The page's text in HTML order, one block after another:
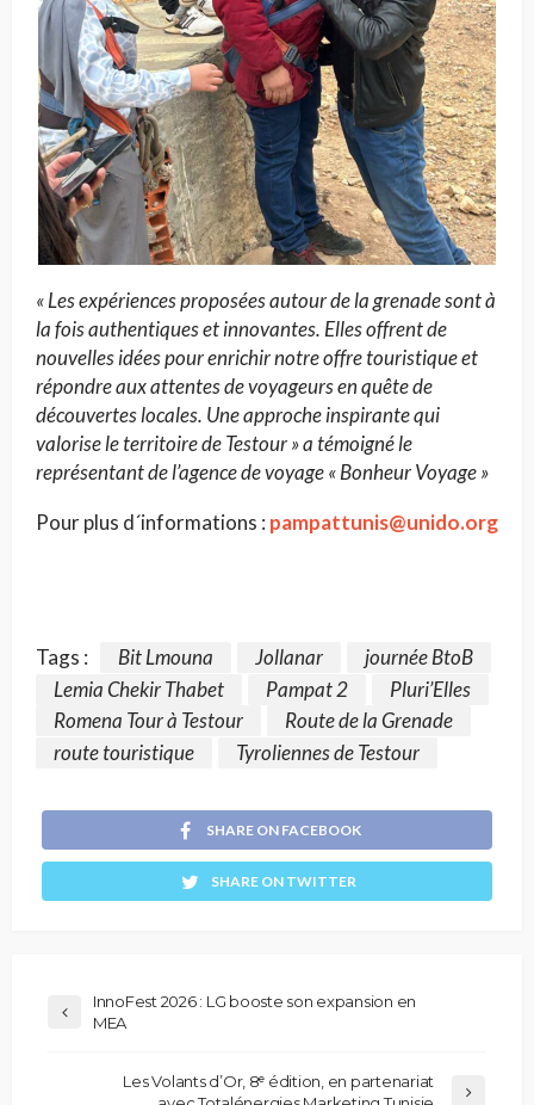
« Les expériences proposées autour de la grenade sont à
la fois authentiques et innovantes. Elles offrent de
nouvelles idées pour enrichir notre offre touristique et
répondre aux attentes de voyageurs en quête de
découvertes locales. Une approche inspirante qui
valorise le territoire de Testour » a témoigné le
représentant de l’agence de voyage « Bonheur Voyage »
Pour plus d´informations : pampattunis@unido.org
Tags : Bit Lmouna Jollanar
journée BtoB
Lemia Chekir Thabet
Pampat 2
Pluri’Elles
Romena Tour à Testour
Route de la Grenade
route touristique
Tyroliennes de Testour
SHARE ON FACEBOOK
SHARE ON TWITTER
InnoFest 2026 : LG booste son expansion en
MEA
Les Volants d’Or, 8ᵉ édition, en partenariat